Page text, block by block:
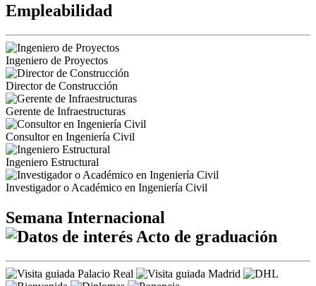
Empleabilidad
Ingeniero de Proyectos
Director de Construcción
Gerente de Infraestructuras
Consultor en Ingeniería Civil
Ingeniero Estructural
Investigador o Académico en Ingeniería Civil
Semana Internacional
Acto de graduación